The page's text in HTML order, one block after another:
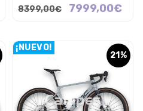
8399,00€
7999,00€
21%
¡NUEVO!